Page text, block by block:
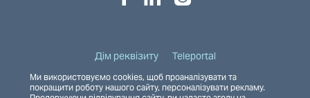
Дім реквізиту Teleportal
Полiтика конфiденцiйностi
Ми використовуємо cookies, щоб проаналізувати та
покращити роботу нашого сайту, персоналізувати рекламу.